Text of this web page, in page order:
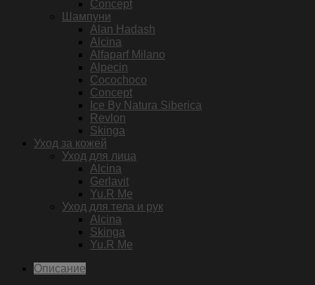
Concept
Шампуни
Alan Hadash
Alcina
Alfaparf Milano
Alpecin
Cocochoco
Concept
Ice By Natura Siberica
Revlon
Skinga
Уход за кожей
Уход для лица
Alcina
Gerlavit
Yu.R Me
Уход для тела и рук
Alcina
Skinga
Yu.R Me
Описание